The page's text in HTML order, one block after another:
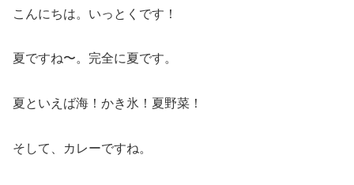
こんにちは。いっとくです！
夏ですね〜。完全に夏です。
夏といえば海！かき氷！夏野菜！
そして、カレーですね。